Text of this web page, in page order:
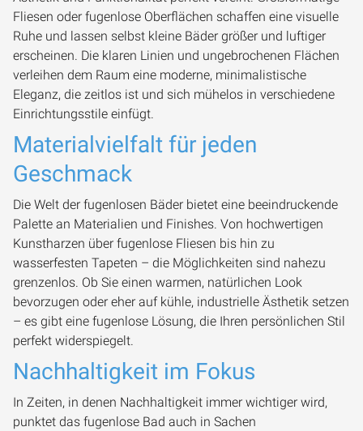
Fliesen oder fugenlose Oberflächen schaffen eine visuelle
Ruhe und lassen selbst kleine Bäder größer und luftiger
erscheinen. Die klaren Linien und ungebrochenen Flächen
verleihen dem Raum eine moderne, minimalistische
Eleganz, die zeitlos ist und sich mühelos in verschiedene
Einrichtungsstile einfügt.
Materialvielfalt für jeden
Geschmack
Die Welt der fugenlosen Bäder bietet eine beeindruckende
Palette an Materialien und Finishes. Von hochwertigen
Kunstharzen über fugenlose Fliesen bis hin zu
wasserfesten Tapeten – die Möglichkeiten sind nahezu
grenzenlos. Ob Sie einen warmen, natürlichen Look
bevorzugen oder eher auf kühle, industrielle Ästhetik setzen
– es gibt eine fugenlose Lösung, die Ihren persönlichen Stil
perfekt widerspiegelt.
Nachhaltigkeit im Fokus
In Zeiten, in denen Nachhaltigkeit immer wichtiger wird,
punktet das fugenlose Bad auch in Sachen